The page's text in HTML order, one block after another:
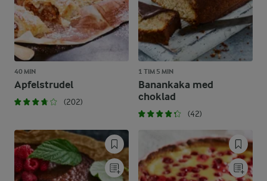
40 MIN
Apfelstrudel
(202)
1 TIM 5 MIN
Banankaka med
choklad
(42)